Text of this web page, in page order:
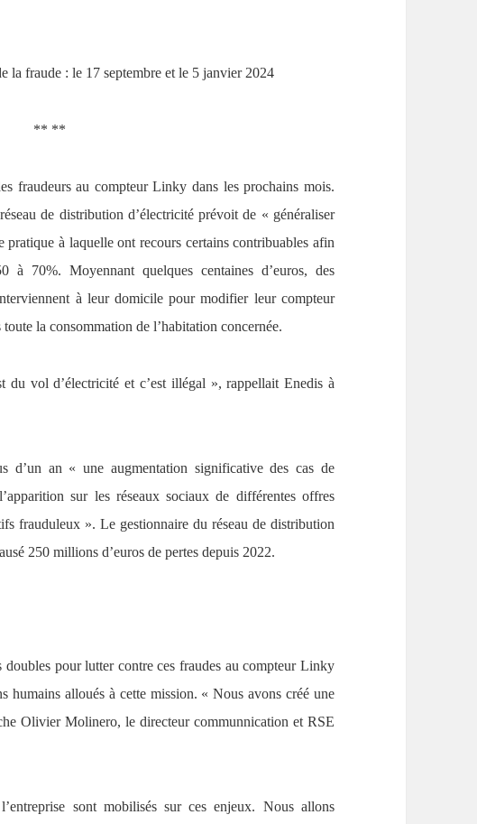
la fraude : le 17 septembre et le 5 janvier 2024
** **
fraudeurs au compteur Linky dans les prochains mois.
de distribution d’électricité prévoit de « généraliser
à laquelle ont recours certains contribuables afin
à 70%. Moyennant quelques centaines d’euros, des
à leur domicile pour modifier leur compteur
la consommation de l’habitation concernée.
du vol d’électricité et c’est illégal », rappellait Enedis à
d’un an « une augmentation significative des cas de
sur les réseaux sociaux de différentes offres
frauduleux ». Le gestionnaire du réseau de distribution
250 millions d’euros de pertes depuis 2022.
doubles pour lutter contre ces fraudes au compteur Linky
humains alloués à cette mission. « Nous avons créé une
Olivier Molinero, le directeur communnication et RSE
sont mobilisés sur ces enjeux. Nous allons